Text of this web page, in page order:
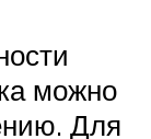
можно
Для